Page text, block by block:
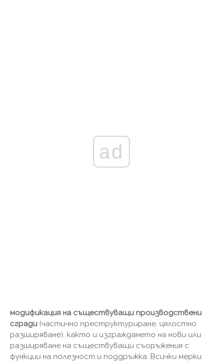
ad
модификация на съществуващи производствени
сгради (частично преструктуриране, цялостно
разширяване), както и изграждането на нови или
разширяване на съществуващи съоръжения с
функции на полезност и поддръжка. Всички мерки